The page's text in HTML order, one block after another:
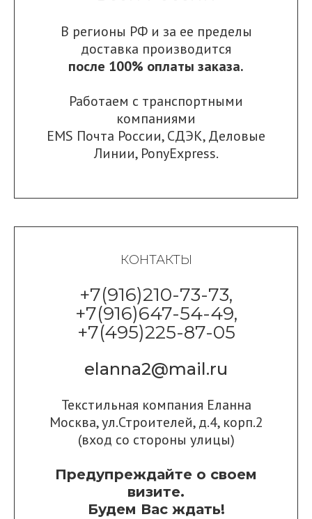
В регионы РФ и за ее пределы
доставка производится
после 100% оплаты заказа.
Работаем с транспортными
компаниями
EMS Почта России,СДЭК,Деловые
Линии, PonyExpress.
КОНТАКТЫ
+7(916)210-73-73,
+7(916)647-54-49,
+7(495)225-87-05
elanna2@mail.ru
Текстильная компания Еланна
Москва, ул.Строителей, д.4, корп.2
(вход со стороны улицы)
Предупреждайте о своем
визите.
Будем Вас ждать!